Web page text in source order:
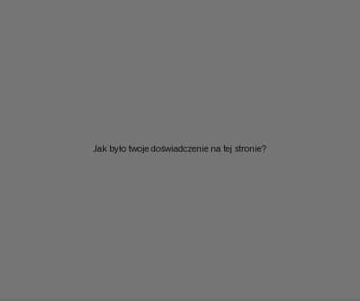
Jak było twoje doświadczenie na tej stronie?